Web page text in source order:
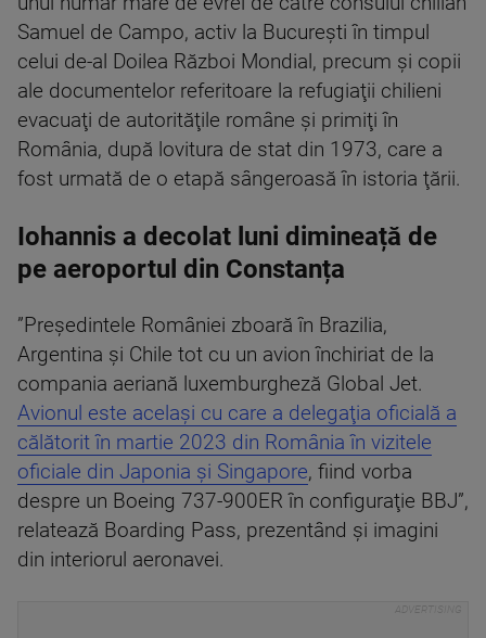
Samuel de Campo, activ la Bucureşti în timpul
celui de-al Doilea Război Mondial, precum și copii
ale documentelor referitoare la refugiaţii chilieni
evacuaţi de autorităţile române şi primiţi în
România, după lovitura de stat din 1973, care a
fost urmată de o etapă sângeroasă în istoria ţării.
Iohannis a decolat luni dimineață de
pe aeroportul din Constanța
”Preşedintele României zboară în Brazilia,
Argentina şi Chile tot cu un avion închiriat de la
compania aeriană luxemburgheză Global Jet.
Avionul este acelaşi cu care a delegaţia oficială a
călătorit în martie 2023 din România în vizitele
oficiale din Japonia şi Singapore, fiind vorba
despre un Boeing 737-900ER în configuraţie BBJ”,
relatează Boarding Pass, prezentând şi imagini
din interiorul aeronavei.